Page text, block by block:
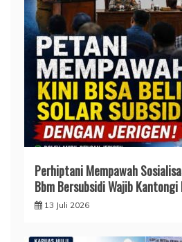
Perhiptani Mempawah
Bbm Bersubsidi Wajib Kantongi
13 Juli 2026